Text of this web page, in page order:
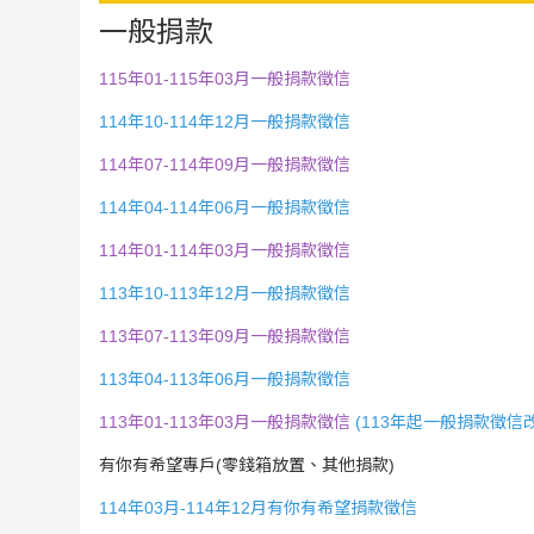
一般捐款
115年01-115年03月一般捐款徵信
114年10-114年12月一般捐款徵信
114年07-114年09月一般捐款徵信
114年04-114年06月一般捐款徵信
114年01-114年03月一般捐款徵信
113年10-113年12月一般捐款徵信
113年07-113年09月一般捐款徵信
113年04-113年06月一般捐款徵信
113年01-113年03月一般捐款徵信 (113年起一般捐款徵信
有你有希望專戶(零錢箱放置、其他捐款)
114年03月-114年12月有你有希望捐款徵信